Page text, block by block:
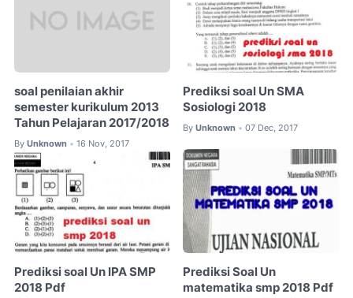
soal penilaian akhir
semester kurikulum 2013
Tahun Pelajaran 2017/2018
By Unknown • 16 Nov, 2017
Prediksi soal Un SMA
Sosiologi 2018
By Unknown • 07 Dec, 2017
Prediksi soal Un IPA SMP
2018 Pdf
Prediksi Soal Un
matematika smp 2018 Pdf